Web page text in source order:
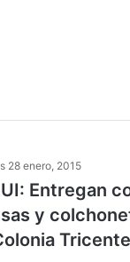
28 enero, 2015
Entregan
y